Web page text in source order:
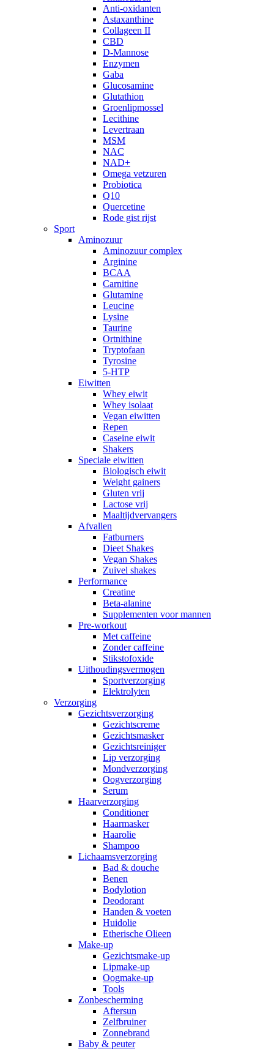
Anti-oxidanten
Astaxanthine
Collageen II
CBD
D-Mannose
Enzymen
Gaba
Glucosamine
Glutathion
Groenlipmossel
Lecithine
Levertraan
MSM
NAC
NAD+
Omega vetzuren
Probiotica
Q10
Quercetine
Rode gist rijst
Sport
Aminozuur
Aminozuur complex
Arginine
BCAA
Carnitine
Glutamine
Leucine
Lysine
Taurine
Ortnithine
Tryptofaan
Tyrosine
5-HTP
Eiwitten
Whey eiwit
Whey isolaat
Vegan eiwitten
Repen
Caseine eiwit
Shakers
Speciale eiwitten
Biologisch eiwit
Weight gainers
Gluten vrij
Lactose vrij
Maaltijdvervangers
Afvallen
Fatburners
Dieet Shakes
Vegan Shakes
Zuivel shakes
Performance
Creatine
Beta-alanine
Supplementen voor mannen
Pre-workout
Met caffeine
Zonder caffeine
Stikstofoxide
Uithoudingsvermogen
Sportverzorging
Elektrolyten
Verzorging
Gezichtsverzorging
Gezichtscreme
Gezichtsmasker
Gezichtsreiniger
Lip verzorging
Mondverzorging
Oogverzorging
Serum
Haarverzorging
Conditioner
Haarmasker
Haarolie
Shampoo
Lichaamsverzorging
Bad & douche
Benen
Bodylotion
Deodorant
Handen & voeten
Huidolie
Etherische Olieen
Make-up
Gezichtsmake-up
Lipmake-up
Oogmake-up
Tools
Zonbescherming
Aftersun
Zelfbruiner
Zonnebrand
Baby & peuter